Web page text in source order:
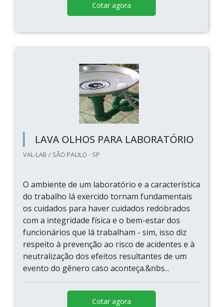
Cotar agora
LAVA OLHOS PARA LABORATÓRIO
VAL-LAB / SÃO PAULO - SP
O ambiente de um laboratório e a característica
do trabalho lá exercido tornam fundamentais
os cuidados para haver cuidados redobrados
com a integridade física e o bem-estar dos
funcionários que lá trabalham - sim, isso diz
respeito à prevenção ao risco de acidentes e à
neutralização dos efeitos resultantes de um
evento do gênero caso aconteça.&nbs...
Cotar agora